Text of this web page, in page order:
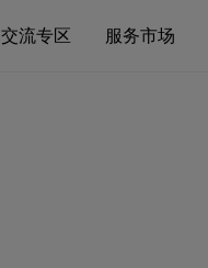
交流专区 服务市场